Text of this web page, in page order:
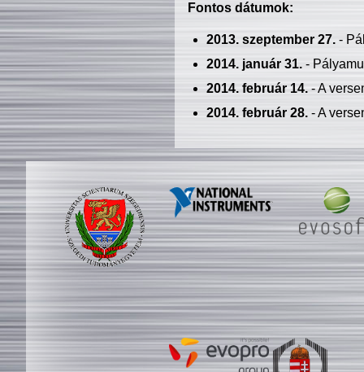
Fontos dátumok:
2013. szeptember 27.-
2014. január 31.-
2014. február 14.- A
2014. február 28.- A